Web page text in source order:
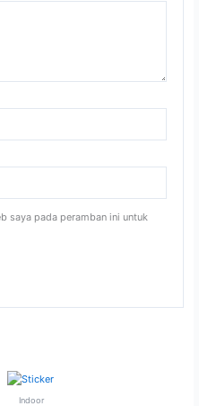
saya pada peramban ini untuk
Indoor